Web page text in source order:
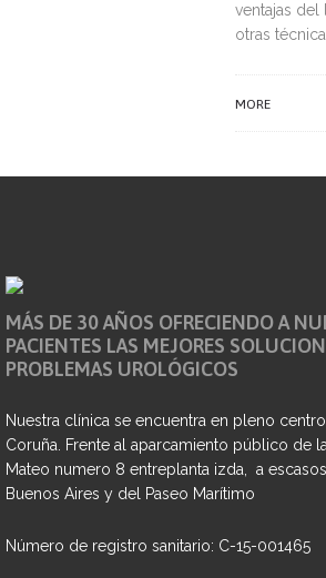
ventajas del
otras
MORE
MÁS DE 30 AÑOS OFRECIENDO A
PACIENTES LAS MEJORES
PROBLEMAS UROLÓGICOS
Nuestra clínica se encuentra en pleno
Coruña. Frente al aparcamiento público de
Mateo numero 8 entreplanta izda, a
Buenos Aires y del Paseo Marítimo
Número de registro sanitario: C-15-001465